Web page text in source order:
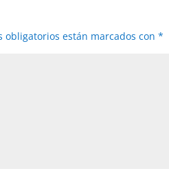
obligatorios están marcados con*